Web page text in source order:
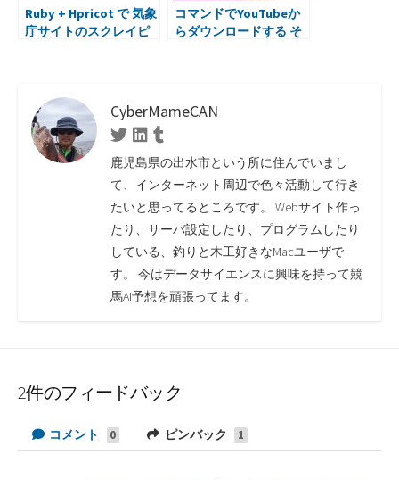
Ruby + Hpricot で 気象
庁サイトのスクレイピ
コマンドでYouTubeか
らダウンロードする そ
CyberMameCAN
TwitterLinkedin
鹿児島県の出水市という所に住んでいまし
て、インターネット周辺で色々活動して行き
たいと思ってるところです。 Webサイト作っ
たり、サーバ設定したり、プログラムしたり
している、釣りと木工好きなMacユーザで
す。 今はデータサイエンスに興味を持って競
馬AI予想を頑張ってます。
2件のフィードバック
コメント 0 ピンバック 1